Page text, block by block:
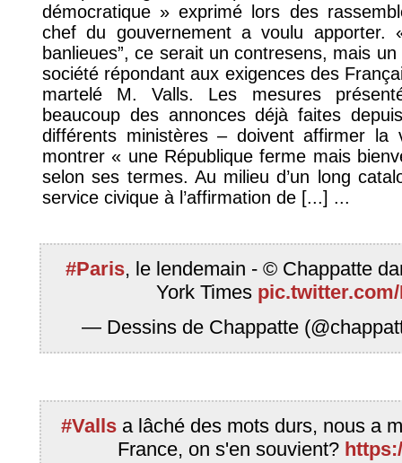
démocratique » exprimé lors des
chef du gouvernement a voulu apporter.
banlieues”, ce serait un contresens, mais
société répondant aux exigences des
martelé M. Valls. Les mesures
beaucoup des annonces déjà faites
différents ministères – doivent affirmer la
montrer « une République ferme mais
selon ses termes. Au milieu d’un long
service civique à l’affirmation de [...] ...
#Paris, le lendemain - © Chappatte
York Times
— Dessins de Chappatte
#Valls a lâché des mots durs, nous a
France, on s'en souvient?